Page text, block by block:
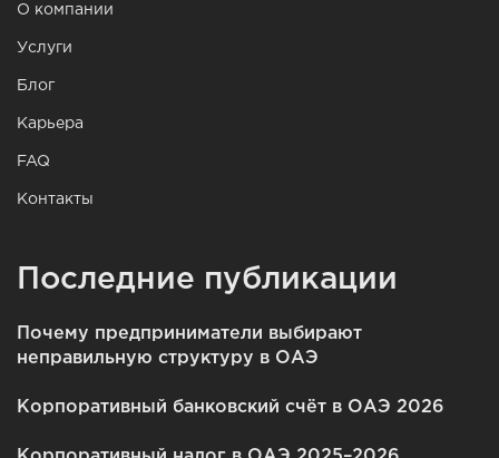
О компании
Услуги
Блог
Карьера
FAQ
Контакты
Последние публикации
Почему предприниматели выбирают
неправильную структуру в ОАЭ
Корпоративный банковский счёт в ОАЭ 2026